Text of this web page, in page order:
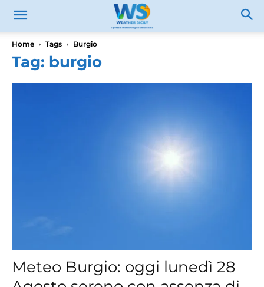
Home Tags Burgio
Tag: burgio
Meteo Burgio: oggi lunedì 28